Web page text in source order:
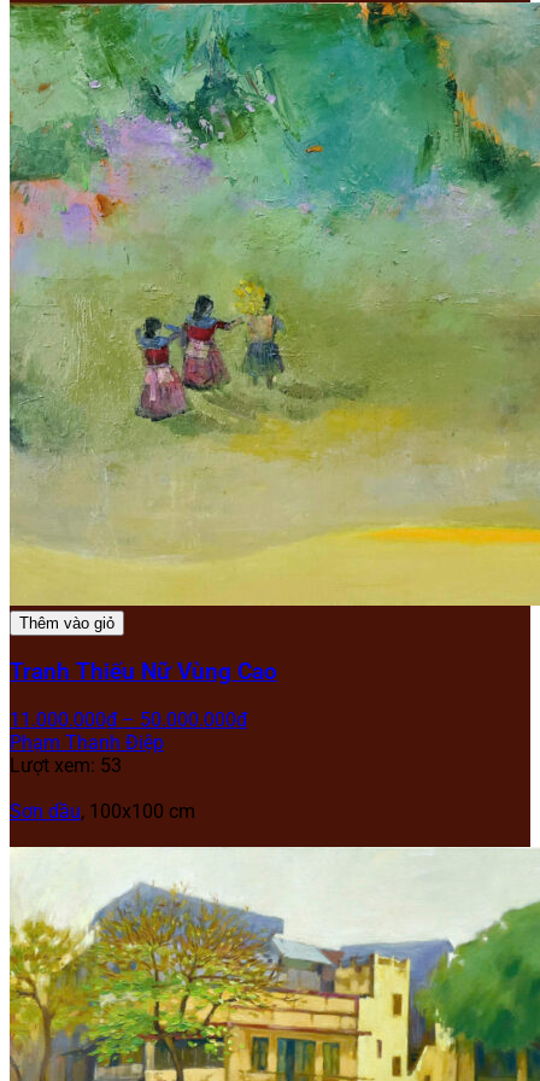
Thêm vào giỏ
Tranh Thiếu Nữ Vùng Cao
11.000.000₫ – 50.000.000₫
Phạm Thanh Điệp
Lượt xem: 53
Sơn dầu, 100x100 cm